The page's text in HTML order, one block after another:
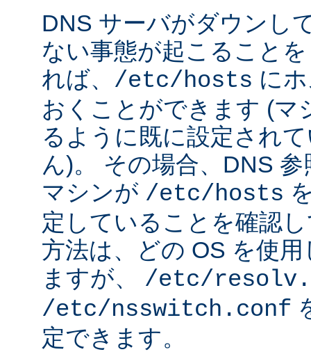
DNS サーバがダウンし
ない事態が起こること
れば、 /etc/hosts に
おくことができます (マ
るように既に設定され
ん)。 その場合、DNS
マシンが /etc/hosts
定していることを確認
方法は、どの OS を使
ますが、 /etc/
/etc/nsswitch.conf
定できます。